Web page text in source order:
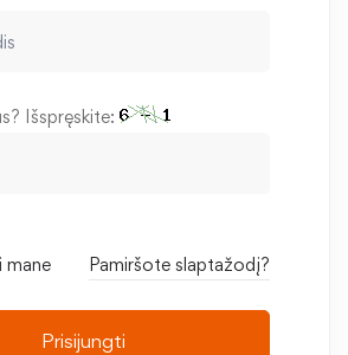
Išspręskite:
mane Pamiršote slaptažodį?
Prisijungti